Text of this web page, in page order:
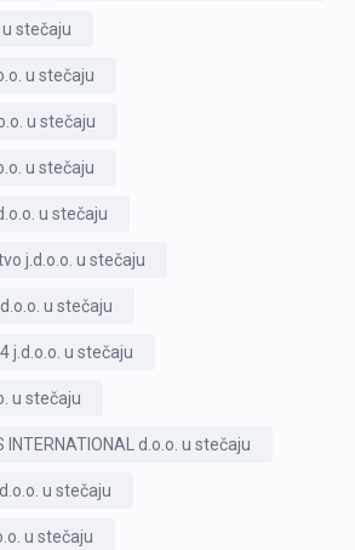
stečaju
u stečaju
u stečaju
u stečaju
u stečaju
j.d.o.o. u stečaju
u stečaju
j.d.o.o. u stečaju
u stečaju
INTERNATIONAL d.o.o. u stečaju
u stečaju
u stečaju